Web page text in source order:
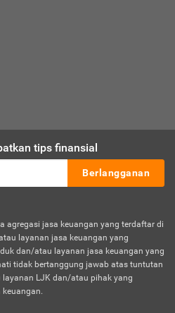
tips finansial
Berlangganan
agregasi jasa keuangan yang terdaftar di
layanan jasa keuangan yang
dan/atau layanan jasa keuangan yang
tidak bertanggung jawab atas tuntutan
LJK dan/atau pihak yang